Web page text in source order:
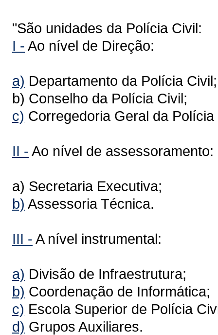
"São unidades da Polícia Civil:
I - Ao nível de Direção:
a) Departamento da Polícia Civil;
b) Conselho da Polícia Civil;
c) Corregedoria Geral da Polícia
II - Ao nível de assessoramento:
a) Secretaria Executiva;
b) Assessoria Técnica.
III - A nível instrumental:
a) Divisão de Infraestrutura;
b) Coordenação de Informática;
c) Escola Superior de Polícia
d) Grupos Auxiliares.